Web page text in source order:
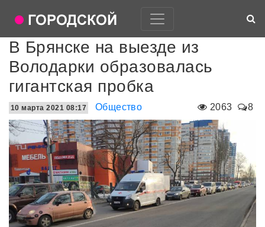
В Брянске на выезде из
Володарки образовалась
гигантская пробка
2063 8
10 марта 2021 08:17 Общество